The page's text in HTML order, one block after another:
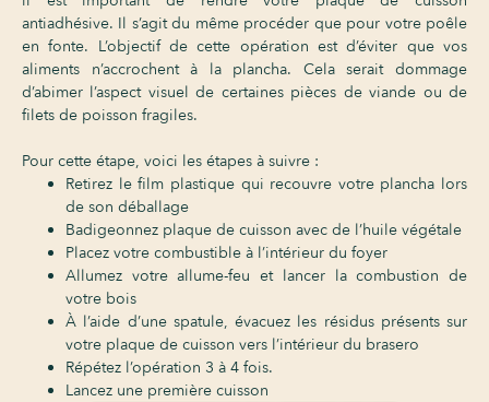
antiadhésive. Il s’agit du même procéder que pour votre poêle
en fonte. L’objectif de cette opération est d’éviter que vos
aliments n’accrochent à la plancha. Cela serait dommage
d’abimer l’aspect visuel de certaines pièces de viande ou de
filets de poisson fragiles.
Pour cette étape, voici les étapes à suivre :
Retirez le film plastique qui recouvre votre plancha lors
de son déballage
Badigeonnez plaque de cuisson avec de l’huile végétale
Placez votre combustible à l’intérieur du foyer
Allumez votre allume-feu et lancer la combustion de
votre bois
À l’aide d’une spatule, évacuez les résidus présents sur
votre plaque de cuisson vers l’intérieur du brasero
Répétez l’opération 3 à 4 fois.
Lancez une première cuisson